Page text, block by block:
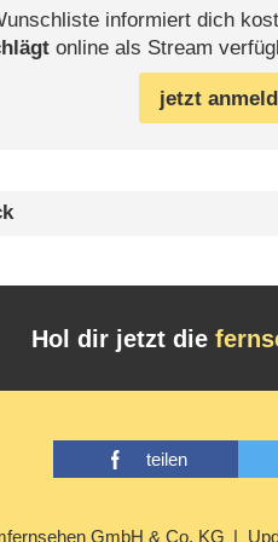
informiert dich
online als Stream
jetzt
Hol dir jetzt die
teilen
GmbH & Co. KG